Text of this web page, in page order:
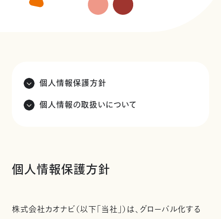
個人情報保護方針
個人情報の取扱いについて
個人情報保護方針
株式会社カオナビ（以下「当社」）は、グローバル化する